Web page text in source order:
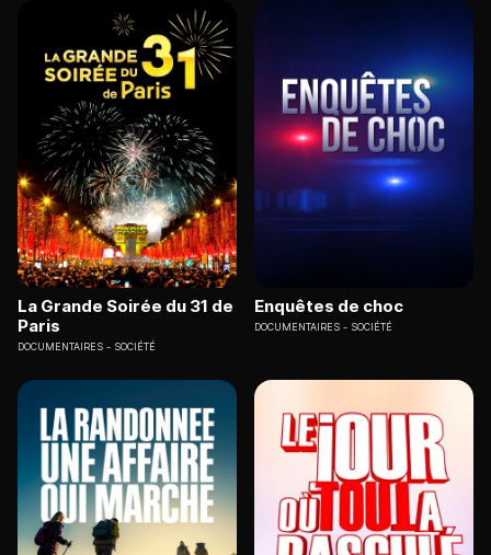
La Grande Soirée du 31 de
Paris
DOCUMENTAIRES SOCIÉTÉ
Enquêtes de choc
DOCUMENTAIRES SOCIÉTÉ